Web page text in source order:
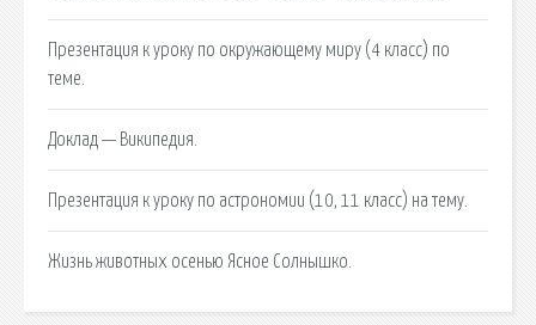
Презентация к уроку по окружающему миру (4 класс) по
теме.
Доклад — Википедия.
Презентация к уроку по астрономии (10, 11 класс) на тему.
Жизнь животных осенью Ясное Солнышко.